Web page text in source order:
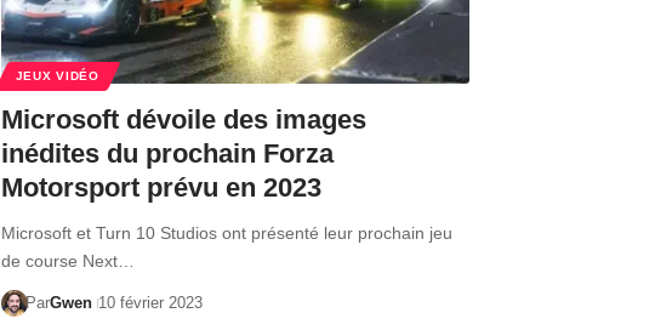
JEUX VIDÉO
Microsoft dévoile des images
inédites du prochain Forza
Motorsport prévu en 2023
Microsoft et Turn 10 Studios ont présenté leur prochain jeu
de course Next…
ParGwen 10 février 2023